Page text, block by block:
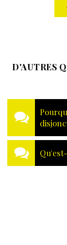
D'AUTRES